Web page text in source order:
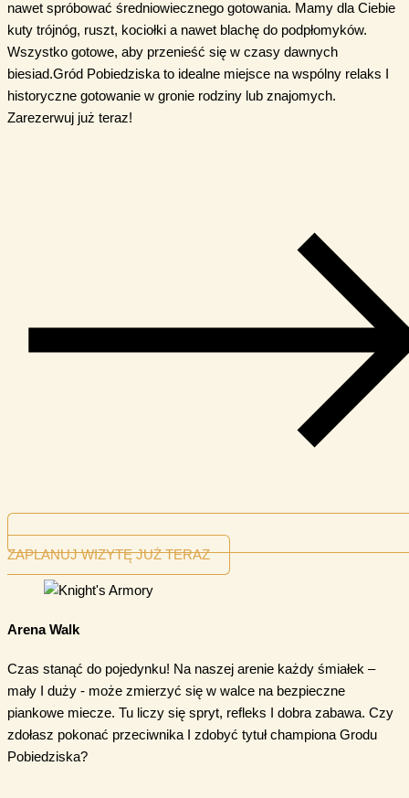
nawet spróbować średniowiecznego gotowania. Mamy dla Ciebie
kuty trójnóg, ruszt, kociołki a nawet blachę do podpłomyków.
Wszystko gotowe, aby przenieść się w czasy dawnych
biesiad.Gród Pobiedziska to idealne miejsce na wspólny relaks I
historyczne gotowanie w gronie rodziny lub znajomych.
Zarezerwuj już teraz!
ZAPLANUJ WIZYTĘ JUŻ TERAZ
Arena Walk
Czas stanąć do pojedynku! Na naszej arenie każdy śmiałek –
mały I duży - może zmierzyć się w walce na bezpieczne
piankowe miecze. Tu liczy się spryt, refleks I dobra zabawa. Czy
zdołasz pokonać przeciwnika I zdobyć tytuł championa Grodu
Pobiedziska?